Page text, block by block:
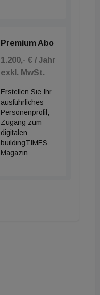
Premium Abo
1.200,- € / Jahr
exkl. MwSt.
Erstellen Sie Ihr
ausführliches
Personenprofil,
Zugang zum
digitalen
buildingTIMES
Magazin